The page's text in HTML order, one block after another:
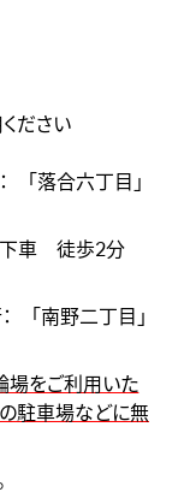
ださい
「落合六丁目」
下車 徒歩2分
「南野二丁目」
場をご利用いた
駐車場などに無